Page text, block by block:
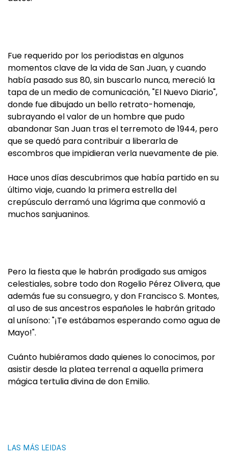
Fue requerido por los periodistas en algunos
momentos clave de la vida de San Juan, y cuando
había pasado sus 80, sin buscarlo nunca, mereció la
tapa de un medio de comunicación, "El Nuevo Diario",
donde fue dibujado un bello retrato-homenaje,
subrayando el valor de un hombre que pudo
abandonar San Juan tras el terremoto de 1944, pero
que se quedó para contribuir a liberarla de
escombros que impidieran verla nuevamente de pie.
Hace unos días descubrimos que había partido en su
último viaje, cuando la primera estrella del
crepúsculo derramó una lágrima que conmovió a
muchos sanjuaninos.
Pero la fiesta que le habrán prodigado sus amigos
celestiales, sobre todo don Rogelio Pérez Olivera, que
además fue su consuegro, y don Francisco S. Montes,
al uso de sus ancestros españoles le habrán gritado
al unísono: "¡Te estábamos esperando como agua de
Mayo!".
Cuánto hubiéramos dado quienes lo conocimos, por
asistir desde la platea terrenal a aquella primera
mágica tertulia divina de don Emilio.
LAS MÁS LEIDAS